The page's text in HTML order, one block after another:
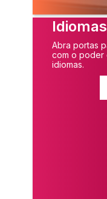
Idiomas
Abra portas
com o poder
idiomas.